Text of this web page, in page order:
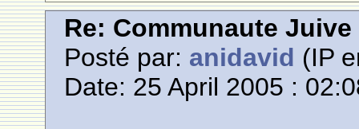
Re: Communaute
Posté par: anidavid (IP
Date: 25 April 2005 :